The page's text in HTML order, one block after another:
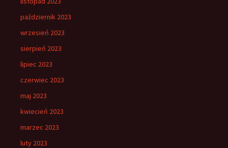
październik 2023
wrzesień 2023
sierpień 2023
lipiec 2023
czerwiec 2023
maj 2023
kwiecień 2023
marzec 2023
luty 2023